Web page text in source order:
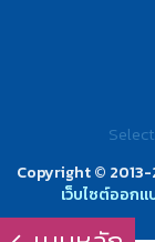
Copyright ©
เว็บไซต์ออก